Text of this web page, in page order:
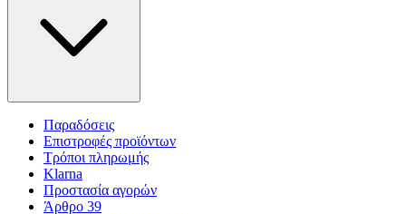
Παραδόσεις
Επιστροφές προϊόντων
Τρόποι πληρωμής
Klarna
Προστασία αγορών
Άρθρο 39